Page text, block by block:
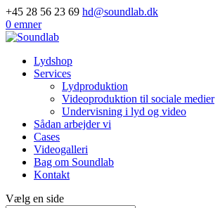
+45 28 56 23 69 hd@soundlab.dk
0 emner
Lydshop
Services
Lydproduktion
Videoproduktion til sociale medier
Undervisning i lyd og video
Sådan arbejder vi
Cases
Videogalleri
Bag om Soundlab
Kontakt
Vælg en side